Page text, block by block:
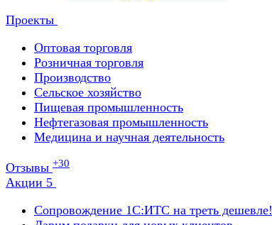
Проекты
Оптовая торговля
Розничная торговля
Производство
Сельское хозяйство
Пищевая промышленность
Нефтегазовая промышленность
Медицина и научная деятельность
Отзывы +30
Акции 5
Сопровождение 1С:ИТС на треть дешевле!